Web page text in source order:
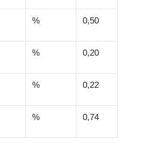
% 0,50
% 0,20
% 0,22
% 0,74